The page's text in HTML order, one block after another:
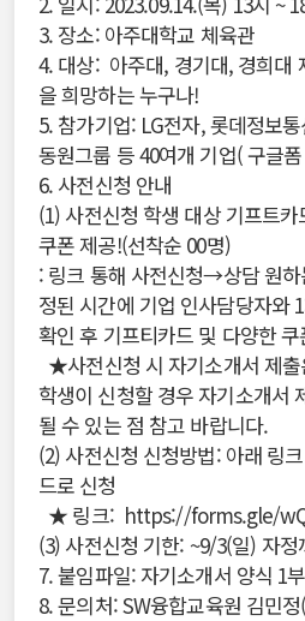
3. 장소: 아주대학교 체육관
4. 대상: 아주대, 경기대, 경희대
을 희망하는 누구나!
5. 참가기업: LG전자, 롯데정보
동원그룹 등 40여개 기업( 구글
6. 사전신청 안내
(1) 사전신청 학생 대상 기프트
쿠폰 제공!(선착순 00명)
: 링크 통해 사전신청→상담 원
정된 시간에 기업 인사담당자와
확인 후 기프티카드 및 다양한 쿠
★사전신청 시 자기소개서 제
학생이 신청할 경우 자기소개서
될 수 있는 점 참고 바랍니다.
(2) 사전신청 신청방법: 아래 링
드로 신청
★ 링크: https://forms.gle/
(3) 사전신청 기한: ~9/3(일) 자정
7. 붙임파일: 자기소개서 양식 1
8. 문의처: SW융합교육원 김민